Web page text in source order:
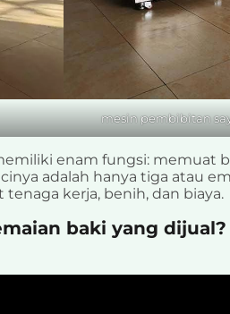
mesin pembibitan
enam fungsi: memuat
adalah hanya tiga atau
kerja, benih, dan biaya.
baki yang